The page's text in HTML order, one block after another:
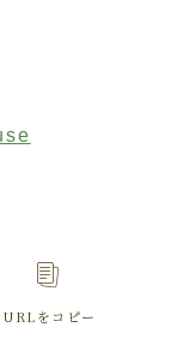
URLをコピー